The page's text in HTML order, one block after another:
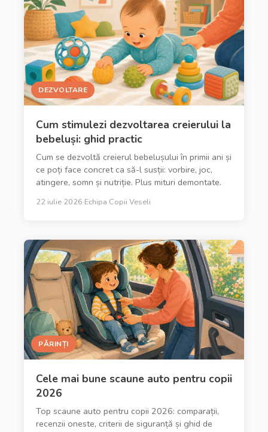
DEZVOLTARE
Cum stimulezi dezvoltarea creierului la
bebeluși: ghid practic
Cum se dezvoltă creierul bebelușului în primii ani și
ce poți face concret ca să-l susții: vorbire, joc,
atingere, somn și nutriție. Plus mituri demontate.
22 iulie 2026·Echipa Copii Veseli
PĂRINȚI
Cele mai bune scaune auto pentru copii
2026
Top scaune auto pentru copii 2026: comparații,
recenzii oneste, criterii de siguranță și ghid de